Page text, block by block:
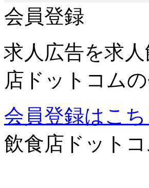
会員登録
求人広告を求
店ドットコム
会員登録はこ
飲食店ドット